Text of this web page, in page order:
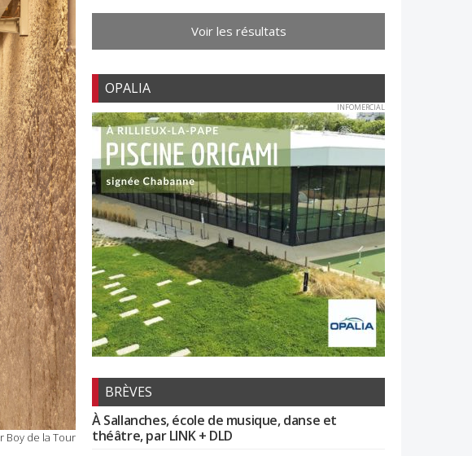
Boy de la Tour
Voir les résultats
OPALIA
INFOMERCIAL
BRÈVES
À Sallanches, école de musique, danse et
théâtre, par LINK + DLD